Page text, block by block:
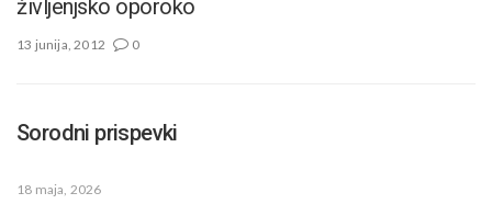
življenjsko oporoko
13 junija, 2012 0
Sorodni prispevki
18 maja, 2026